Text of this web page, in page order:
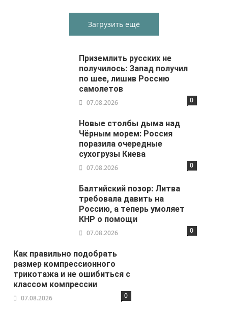
Загрузить ещё
Приземлить русских не
получилось: Запад получил
по шее, лишив Россию
самолетов
07.08.2026 0
Новые столбы дыма над
Чёрным морем: Россия
поразила очередные
сухогрузы Киева
07.08.2026 0
Балтийский позор: Литва
требовала давить на
Россию, а теперь умоляет
КНР о помощи
07.08.2026 0
Как правильно подобрать
размер компрессионного
трикотажа и не ошибиться с
классом компрессии
07.08.2026 0